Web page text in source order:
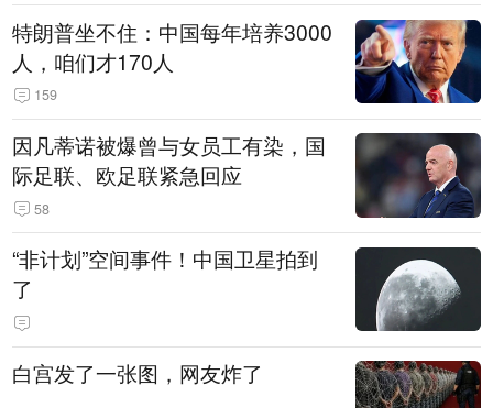
特朗普坐不住：中国每年培养3000
人，咱们才170人
159
因凡蒂诺被爆曾与女员工有染，国
际足联、欧足联紧急回应
58
“非计划”空间事件！中国卫星拍到
了
白宫发了一张图，网友炸了